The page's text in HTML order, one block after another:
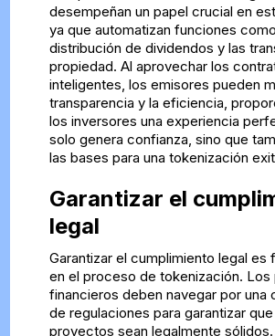
desempeñan un papel crucial en
ya que automatizan funciones
distribución de dividendos y las
propiedad. Al aprovechar los
inteligentes, los emisores pueden
transparencia y la eficiencia,
los inversores una experiencia
solo genera confianza, sino que
las bases para una tokenización
Garantizar el
legal
Garantizar el cumplimiento legal es
en el proceso de tokenización. Los
financieros deben navegar por una
de regulaciones para garantizar
proyectos sean legalmente